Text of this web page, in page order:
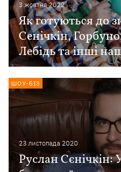
3 жовтня 2022
Як готуються до
Сенічкін,
Лебідь та інші
23 листопада 2020
Руслан Сєнічкін:
ШОУ-БІЗ